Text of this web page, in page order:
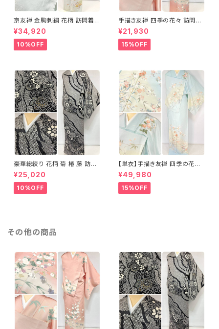
京友禅 金駒刺繍 花柄 訪問着
正絹 水色 黄緑 パステルカラー
アイスグリーン 1433
¥34,920
10%OFF
手描き友禅 四季の花々 訪問着
袷 正絹 サーモンピンク クリー
ム 白 桃花色 1434
¥21,930
15%OFF
豪華総絞り 花柄 菊 椿 藤 訪問
着 鹿の子絞り ラメ 正絹 黒 白
グレー 1435
¥25,020
10%OFF
【単衣】手描き友禅 四季の花々
正絹 訪問着 水色 黄緑 白 パス
テルカラー 1431
¥49,980
15%OFF
その他の商品